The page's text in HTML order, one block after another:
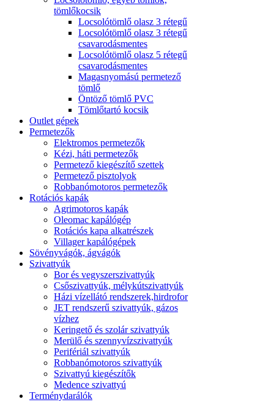
tömlőkocsik
Locsolótömlő olasz 3 rétegű
Locsolótömlő olasz 3 rétegű
csavarodásmentes
Locsolótömlő olasz 5 rétegű
csavarodásmentes
Magasnyomású permetező
tömlő
Öntöző tömlő PVC
Tömlőtartó kocsik
Outlet gépek
Permetezők
Elektromos permetezők
Kézi, háti permetezők
Permetező kiegészítő szettek
Permetező pisztolyok
Robbanómotoros permetezők
Rotációs kapák
Agrimotoros kapák
Oleomac kapálógép
Rotációs kapa alkatrészek
Villager kapálógépek
Sövényvágók, ágvágók
Szivattyúk
Bor és vegyszerszivattyúk
Csőszivattyúk, mélykútszivattyúk
Házi vízellátó rendszerek,hirdrofor
JET rendszerű szivattyúk, gázos
vízhez
Keringető és szolár szivattyúk
Merülő és szennyvízszivattyúk
Perifériál szivattyúk
Robbanómotoros szivattyúk
Szivattyú kiegészítők
Medence szivattyú
Terménydarálók